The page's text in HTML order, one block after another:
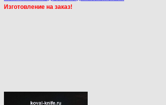
Изготовление на заказ!